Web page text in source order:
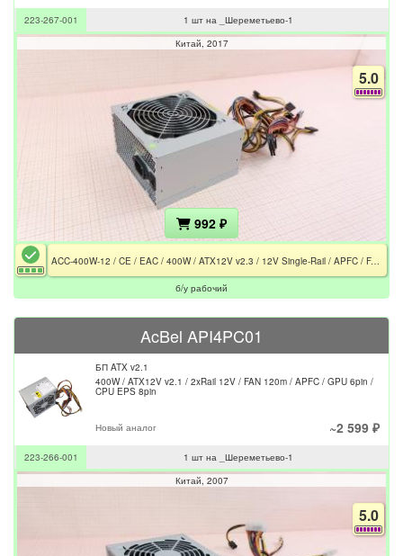
223-267-001
1 шт на _Шереметьево-1
Китай 2017
5.0
992 ₽
ACC-400W-12 / CE / EAC / 400W / ATX12V v2.3 / 12V Single-Rail / APFC / FAN 120m / GPU 6pin / CPU EPS 4pin
б/у рабочий
AcBel API4PC01
БП ATX v2.1
400W / ATX12V v2.1 / 2xRail 12V / FAN 120m / APFC / GPU 6pin /
CPU EPS 8pin
Новый аналог ~2 599 ₽
223-266-001
1 шт на _Шереметьево-1
Китай 2007
5.0